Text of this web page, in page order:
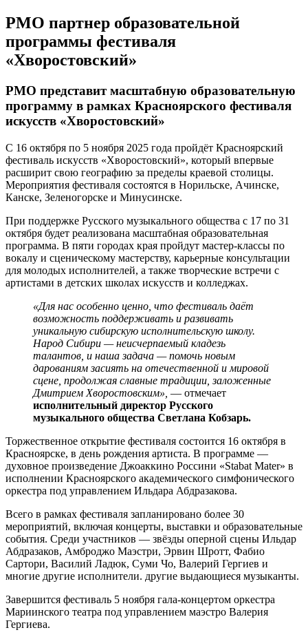
РМО партнер образовательной
программы фестиваля
«Хворостовский»
РМО представит масштабную образовательную
программу в рамках Красноярского фестиваля
искусств «Хворостовский»
С 16 октября по 5 ноября 2025 года пройдёт Красноярский
фестиваль искусств «Хворостовский», который впервые
расширит свою географию за пределы краевой столицы.
Мероприятия фестиваля состоятся в Норильске, Ачинске,
Канске, Зеленогорске и Минусинске.
При поддержке Русского музыкального общества с 17 по 31
октября будет реализована масштабная образовательная
программа. В пяти городах края пройдут мастер-классы по
вокалу и сценическому мастерству, карьерные консультации
для молодых исполнителей, а также творческие встречи с
артистами в детских школах искусств и колледжах.
«Для нас особенно ценно, что фестиваль даёт
возможность поддерживать и развивать
уникальную сибирскую исполнительскую школу.
Народ Сибири — неисчерпаемый кладезь
талантов, и наша задача — помочь новым
дарованиям засиять на отечественной и мировой
сцене, продолжая славные традиции, заложенные
Дмитрием Хворостовским», — отмечает
исполнительный директор Русского
музыкального общества Светлана Кобзарь.
Торжественное открытие фестиваля состоится 16 октября в
Красноярске, в день рождения артиста. В программе —
духовное произведение Джоаккино Россини «Stabat Mater» в
исполнении Красноярского академического симфонического
оркестра под управлением Ильдара Абдразакова.
Всего в рамках фестиваля запланировано более 30
мероприятий, включая концерты, выставки и образовательные
события. Среди участников — звёзды оперной сцены Ильдар
Абдразаков, Амброджо Маэстри, Эрвин Шротт, Фабио
Сартори, Василий Ладюк, Суми Чо, Валерий Гергиев и
многие другие исполнители. другие выдающиеся музыканты.
Завершится фестиваль 5 ноября гала-концертом оркестра
Мариинского театра под управлением маэстро Валерия
Гергиева.